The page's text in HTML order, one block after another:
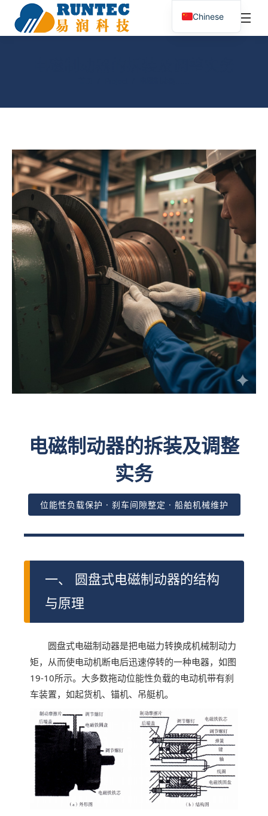
电磁制动器的拆装及调整
实务
位能性负载保护 · 刹车间隙整定 · 船舶机械维护
一、 圆盘式电磁制动器的结构
与原理
圆盘式电磁制动器是把电磁力转换成机械制动力
矩，从而使电动机断电后迅速停转的一种电器，如图
19-10所示。大多数拖动位能性负载的电动机带有刹
车装置，如起货机、锚机、吊艇机。
Chinese